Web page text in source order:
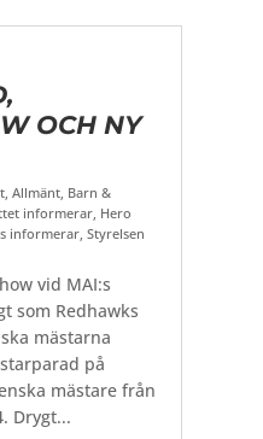
OCH NY
, Allmänt, Barn &
informerar, Hero
informerar, Styrelsen
vid MAI:s
som Redhawks
mästarna
på
mästare från
Drygt...